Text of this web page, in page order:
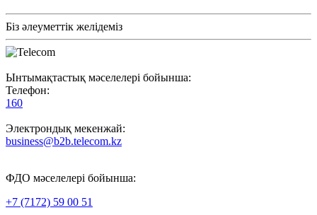
Біз әлеуметтік желідеміз
Ынтымақтастық мәселелері бойынша:
Телефон:
160
Электрондық мекенжай:
business@b2b.telecom.kz
ФДО мәселелері бойынша:
+7 (7172) 59 00 51